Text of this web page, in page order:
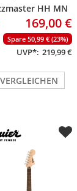
HH MN
Surf Green
169,00 €
Spare 50,99 € (23%)
UVP*: 219,99 €
VERGLEICHEN